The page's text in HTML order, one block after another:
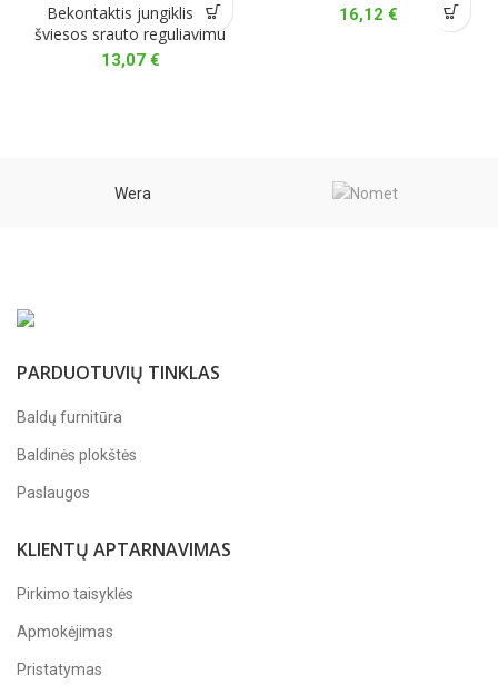
Bekontaktis jungiklis su
šviesos srauto reguliavimu
13,07 €
16,12 €
Wera
PARDUOTUVIŲ TINKLAS
Baldų furnitūra
Baldinės plokštės
Paslaugos
KLIENTŲ APTARNAVIMAS
Pirkimo taisyklės
Apmokėjimas
Pristatymas